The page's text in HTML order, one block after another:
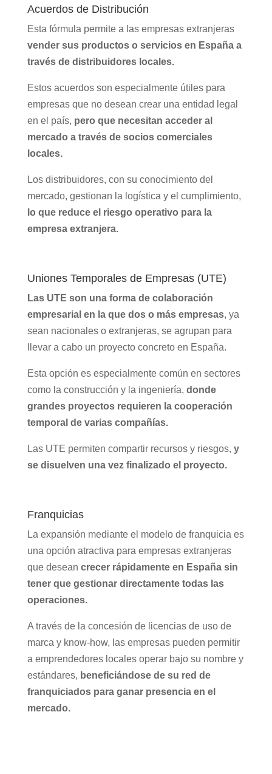
Acuerdos de Distribución
Esta fórmula permite a las empresas extranjeras
vender sus productos o servicios en España a
través de distribuidores locales.
Estos acuerdos son especialmente útiles para
empresas que no desean crear una entidad legal
en el país, pero que necesitan acceder al
mercado a través de socios comerciales
locales.
Los distribuidores, con su conocimiento del
mercado, gestionan la logística y el cumplimiento,
lo que reduce el riesgo operativo para la
empresa extranjera.
Uniones Temporales de Empresas (UTE)
Las UTE son una forma de colaboración
empresarial en la que dos o más empresas, ya
sean nacionales o extranjeras, se agrupan para
llevar a cabo un proyecto concreto en España.
Esta opción es especialmente común en sectores
como la construcción y la ingeniería, donde
grandes proyectos requieren la cooperación
temporal de varias compañías.
Las UTE permiten compartir recursos y riesgos, y
se disuelven una vez finalizado el proyecto.
Franquicias
La expansión mediante el modelo de franquicia es
una opción atractiva para empresas extranjeras
que desean crecer rápidamente en España sin
tener que gestionar directamente todas las
operaciones.
A través de la concesión de licencias de uso de
marca y know-how, las empresas pueden permitir
a emprendedores locales operar bajo su nombre y
estándares, beneficiándose de su red de
franquiciados para ganar presencia en el
mercado.